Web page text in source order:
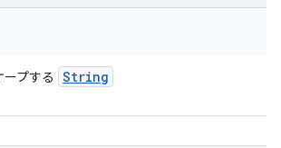
ープする String